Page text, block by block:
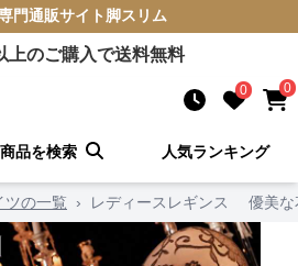
門通販サイト 脚スリム
上のご購入で送料無料
0 0
商品を検索 人気ランキング
ツの一覧 › レディースレギンス 優美な